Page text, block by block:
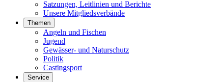
Satzungen, Leitlinien und Berichte
Unsere Mitgliedsverbände
Themen
Angeln und Fischen
Jugend
Gewässer- und Naturschutz
Politik
Castingsport
Service